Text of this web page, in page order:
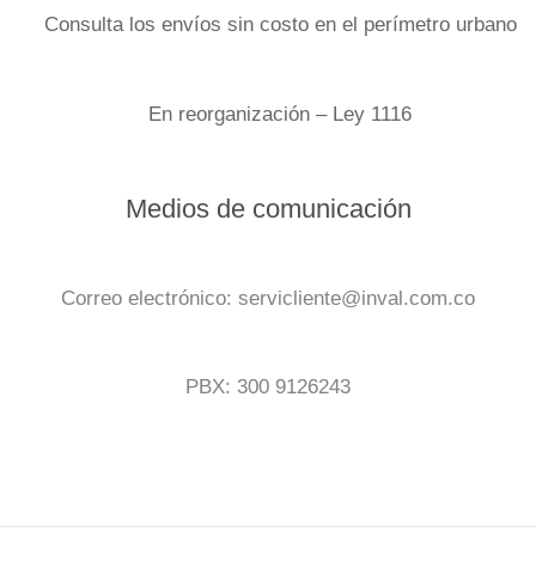
Consulta los envíos sin costo en el perímetro urbano
En reorganización – Ley 1116
Medios de comunicación
Correo electrónico: servicliente@inval.com.co
PBX: 300 9126243